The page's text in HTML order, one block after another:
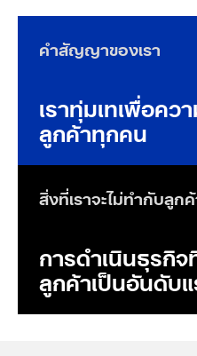
คำสัญญาของเรา
เราทุ่มเทเพื่อคว
ลูกค้าทุกคน
สิ่งที่เราจะไม่ทำกับลูก
การดำเนินธุรกิ
ลูกค้าเป็นอันดับ